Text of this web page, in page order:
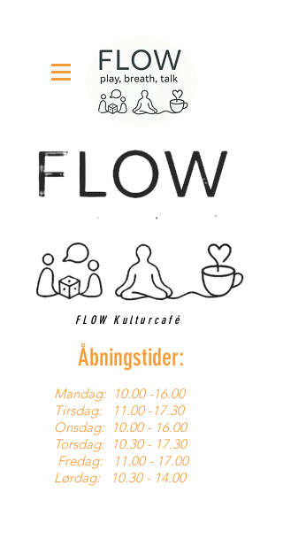
FLOW Kulturcafé
Åbningstider:
Mandag: 10.00 -16.00
Tirsdag:
11.00 -17.30
Onsdag: 10.00 - 16.00
Torsdag: 10.30 - 17.30
Fredag:
11.00 - 17.00
Lørdag:
10.30 - 14.00